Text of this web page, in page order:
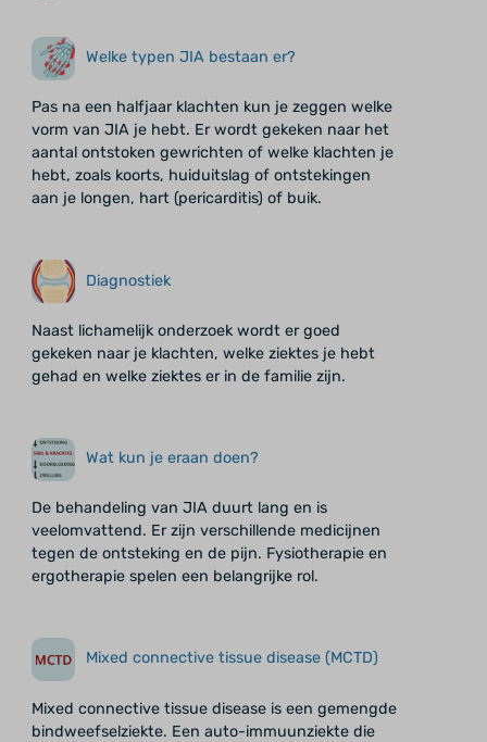
Welke typen JIA bestaan er?
Pas na een halfjaar klachten kun je zeggen welke
vorm van JIA je hebt. Er wordt gekeken naar het
aantal ontstoken gewrichten of welke klachten je
hebt, zoals koorts, huiduitslag of ontstekingen
aan je longen, hart (pericarditis) of buik.
Diagnostiek
Naast lichamelijk onderzoek wordt er goed
gekeken naar je klachten, welke ziektes je hebt
gehad en welke ziektes er in de familie zijn.
Wat kun je eraan doen?
De behandeling van JIA duurt lang en is
veelomvattend. Er zijn verschillende medicijnen
tegen de ontsteking en de pijn. Fysiotherapie en
ergotherapie spelen een belangrijke rol.
Mixed connective tissue disease (MCTD)
Mixed connective tissue disease is een gemengde
bindweefselziekte. Een auto-immuunziekte die